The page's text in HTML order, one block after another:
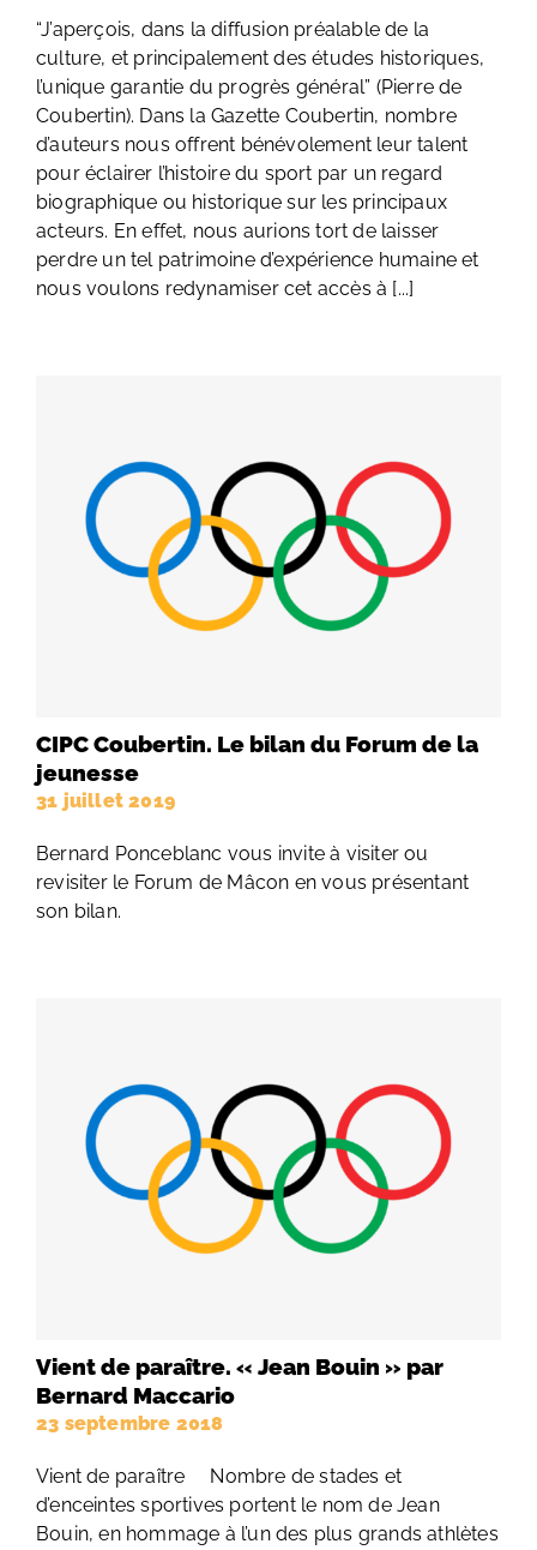
“J’aperçois, dans la diffusion préalable de la
culture, et principalement des études historiques,
l’unique garantie du progrès général” (Pierre de
Coubertin). Dans la Gazette Coubertin, nombre
d’auteurs nous offrent bénévolement leur talent
pour éclairer l’histoire du sport par un regard
biographique ou historique sur les principaux
acteurs. En effet, nous aurions tort de laisser
perdre un tel patrimoine d’expérience humaine et
nous voulons redynamiser cet accès à [...]
CIPC Coubertin. Le bilan du Forum de la
jeunesse
31 juillet 2019
Bernard Ponceblanc vous invite à visiter ou
revisiter le Forum de Mâcon en vous présentant
son bilan.
Vient de paraître. « Jean Bouin » par
Bernard Maccario
23 septembre 2018
Vient de paraître Nombre de stades et
d’enceintes sportives portent le nom de Jean
Bouin, en hommage à l’un des plus grands athlètes